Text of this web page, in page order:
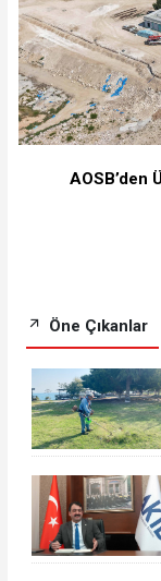
⁠AOSB’den
Öne Çıkanlar